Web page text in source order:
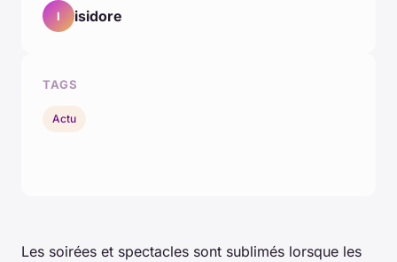
Les soirées et spectacles sont sublimés lorsque les
I isidore
TAGS
Actu